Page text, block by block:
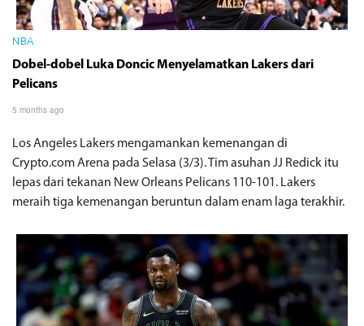
NBA
Dobel-dobel Luka Doncic Menyelamatkan Lakers dari
Pelicans
5 months ago
Los Angeles Lakers mengamankan kemenangan di
Crypto.com Arena pada Selasa (3/3). Tim asuhan JJ Redick itu
lepas dari tekanan New Orleans Pelicans 110-101. Lakers
meraih tiga kemenangan beruntun dalam enam laga terakhir.